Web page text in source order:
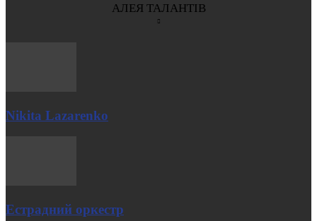
АЛЕЯ ТАЛАНТІВ
Nikita Lazarenko
Естрадний оркестр